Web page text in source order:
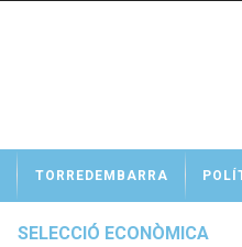
t
TORREDEMBARRA
SELECCIÓ ECONÒMICA